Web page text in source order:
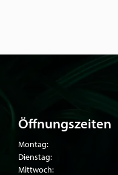
Öffnungszeiten
Montag:
Dienstag:
Mittwoch: